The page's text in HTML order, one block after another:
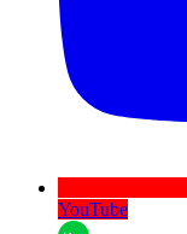
YouTube